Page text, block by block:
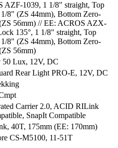
AZF-1039, 1 1/8" straight, Top
8" (ZS 44mm), Bottom Zero-
56mm) // EE: ACROS AZX-
135°, 1 1/8" straight, Top
8" (ZS 44mm), Bottom Zero-
56mm)
Lux, 12V, DC
Rear Light PRO-E, 12V, DC
Carrier 2.0, ACID RILink
SnapIt Compatible
40T, 175mm (EE: 170mm)
CS-M5100, 11-51T